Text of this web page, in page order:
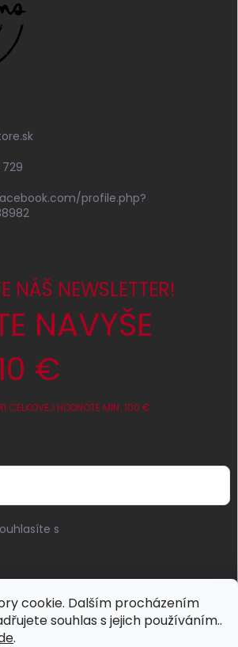
cookie. Dalším procházením
souhlas s jejich používáním..
.
profile.php?
NÁŠ NEWSLETTER!
NAVYŠE
€
CELKOVEJ HODNOTE MIN. 100 €
s